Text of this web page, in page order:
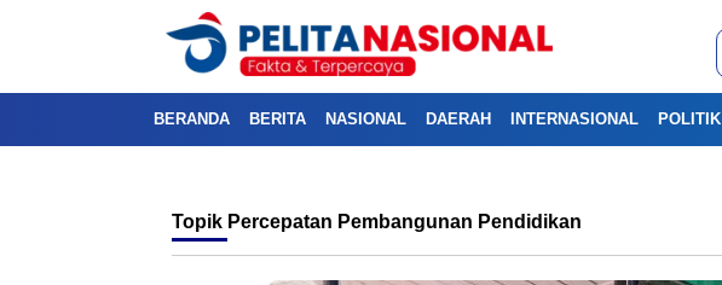
BERANDA BERITA NASIONAL DAERAH INTERNASIONAL POLITIK
Topik Percepatan Pembangunan Pendidikan